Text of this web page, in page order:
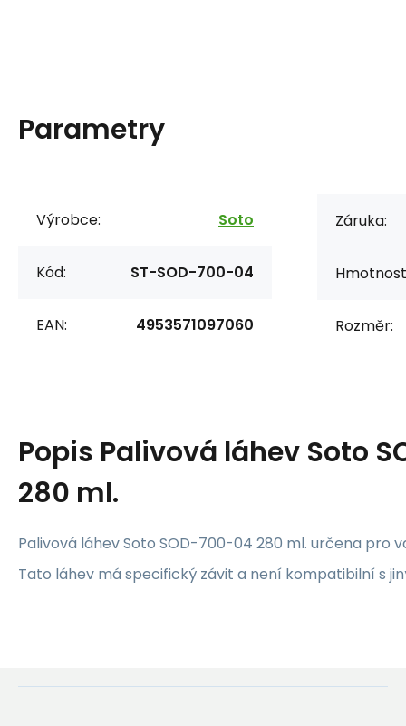
Parametry
Výrobce: Soto
Kód: ST-SOD-700-04
EAN: 4953571097060
Záruka:
Rozměr:
Popis Palivová láhev Soto
280 ml.
Palivová láhev Soto SOD-700-04 280 ml. určena pro
Tato láhev má specifický závit a není kompatibilní s